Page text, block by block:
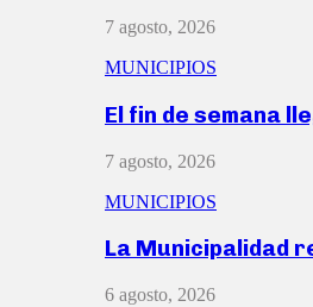
7 agosto, 2026
MUNICIPIOS
El fin de semana
7 agosto, 2026
MUNICIPIOS
La Municipalidad
6 agosto, 2026